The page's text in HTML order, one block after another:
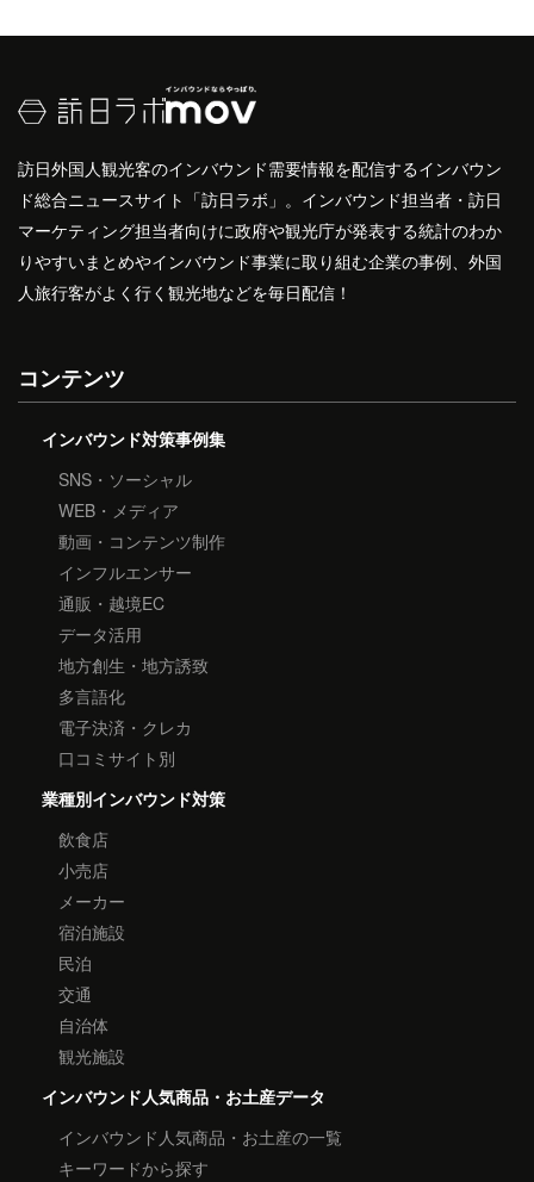
訪日外国人観光客のインバウンド需要情報を配信するインバウン
ド総合ニュースサイト「訪日ラボ」。インバウンド担当者・訪日
マーケティング担当者向けに政府や観光庁が発表する統計のわか
りやすいまとめやインバウンド事業に取り組む企業の事例、外国
人旅行客がよく行く観光地などを毎日配信！
コンテンツ
インバウンド対策事例集
SNS・ソーシャル
WEB・メディア
動画・コンテンツ制作
インフルエンサー
通販・越境EC
データ活用
地方創生・地方誘致
多言語化
電子決済・クレカ
口コミサイト別
業種別インバウンド対策
飲食店
小売店
メーカー
宿泊施設
民泊
交通
自治体
観光施設
インバウンド人気商品・お土産データ
インバウンド人気商品・お土産の一覧
キーワードから探す